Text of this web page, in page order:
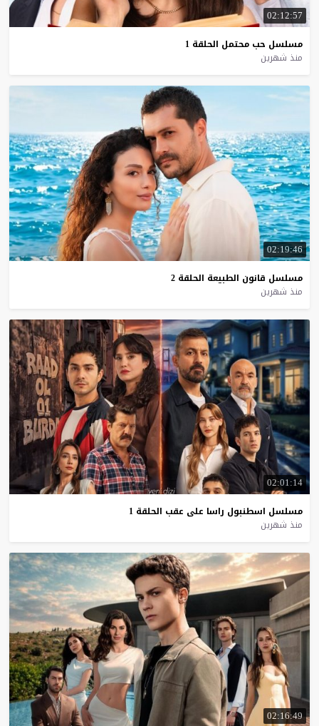
02:12:57
مسلسل حب محتمل الحلقة 1
منذ شهرين
02:19:46
مسلسل قانون الطبيعة الحلقة 2
منذ شهرين
02:01:14
مسلسل اسطنبول راسا على عقب الحلقة 1
منذ شهرين
02:16:49